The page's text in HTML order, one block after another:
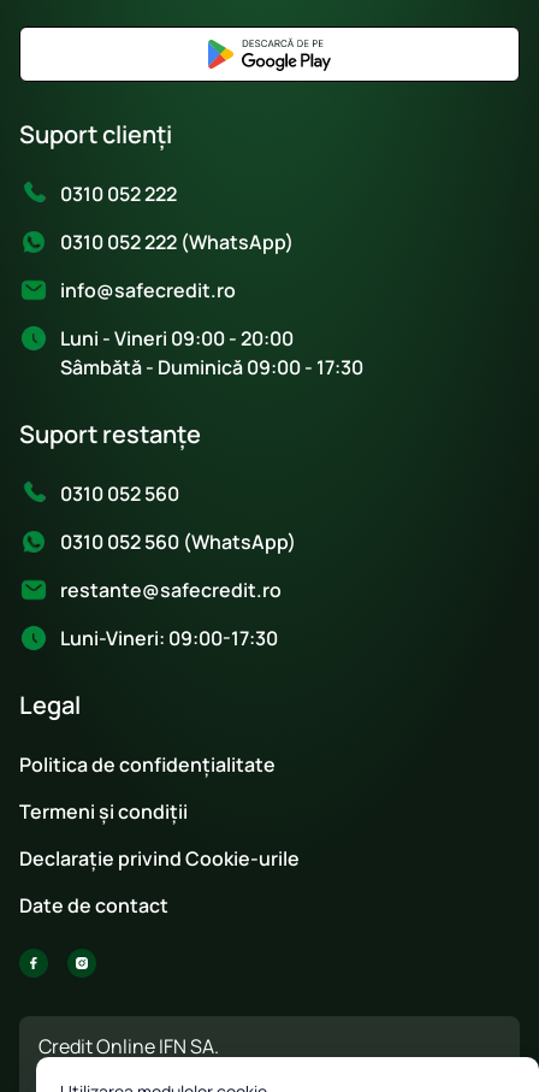
Suport clienți
0310 052 222
0310 052 222 (WhatsApp)
info@safecredit.ro
Luni - Vineri 09:00 - 20:00
Sâmbătă - Duminică 09:00 - 17:30
Suport restanțe
0310 052 560
0310 052 560 (WhatsApp)
restante@safecredit.ro
Luni-Vineri: 09:00-17:30
Legal
Politica de confidențialitate
Termeni și condiții
Declarație privind Cookie-urile
Date de contact
Credit Online IFN SA.